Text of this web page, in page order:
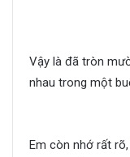
Vậy là đã tròn
nhau trong một
Em còn nhớ rất